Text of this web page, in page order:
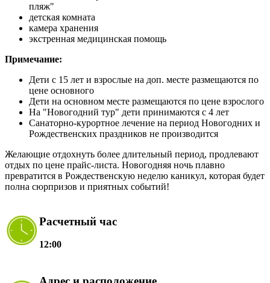
пляж"
детская комната
камера хранения
экстренная медицинская помощь
Примечание:
Дети с 15 лет и взрослые на доп. месте размещаются по
цене основного
Дети на основном месте размещаются по цене взрослого
На "Новогодний тур" дети принимаются с 4 лет
Санаторно-курортное лечение на период Новогодних и
Рождественских праздников не производится
Желающие отдохнуть более длительный период, продлевают
отдых по цене прайс-листа. Новогодняя ночь плавно
превратится в Рождественскую неделю каникул, которая будет
полна сюрпризов и приятных событий!
Расчетный час
12:00